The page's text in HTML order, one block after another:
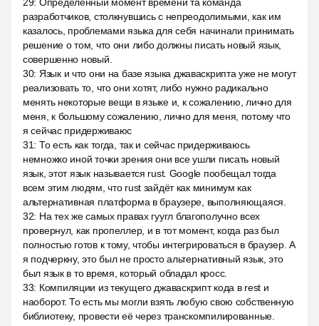
разработчиков, столкнувшись с непреодолимыми, как им
казалось, проблемами языка для себя начинали принимать
решение о том, что они либо должны писать новый язык,
совершенно новый.
30: Язык и что они на базе языка джаваскрипта уже не могут
реализовать то, что они хотят, либо нужно радикально
менять некоторые вещи в языке и, к сожалению, лично для
меня, к большому сожалению, лично для меня, потому что
я сейчас придерживаюс
31: То есть как тогда, так и сейчас придерживаюсь
немножко иной точки зрения они все ушли писать новый
язык, этот язык называется rust. Google пообещал тогда
всем этим людям, что rust зайдёт как минимум как
альтернативная платформа в браузере, выполняющаяся.
32: На тех же самых правах гуугл благополучно всех
провернул, как пропеллер, и в тот момент, когда раз был
полностью готов к тому, чтобы интегрироваться в браузер. А
я подчеркну, это был не просто альтернативный язык, это
был язык в то время, который обладал кросс.
33: Компиляции из текущего джаваскрипт кода в rest и
наоборот. То есть мы могли взять любую свою собственную
библиотеку, провести её через транскомпилированные.